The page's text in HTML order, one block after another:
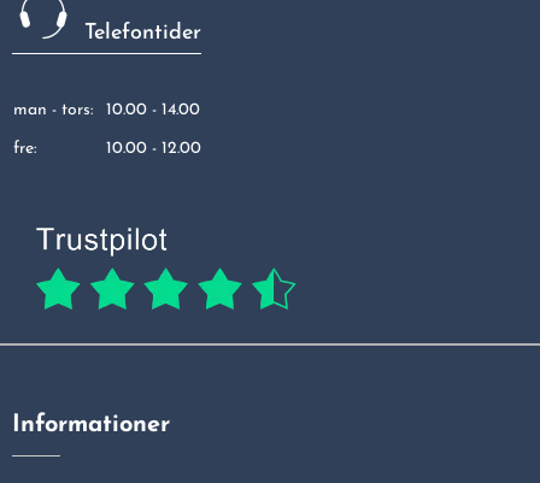
Telefontider
man - tors: 10.00 - 14.00
fre: 10.00 - 12.00
Informationer